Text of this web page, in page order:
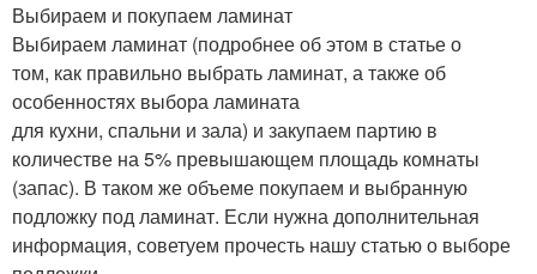
Выбираем и покупаем ламинат
Выбираем ламинат (подробнее об этом в статье о
том, как правильно выбрать ламинат, а также об
особенностях выбора ламината
для кухни, спальни и зала) и закупаем партию в
количестве на 5% превышающем площадь комнаты
(запас). В таком же объеме покупаем и выбранную
подложку под ламинат. Если нужна дополнительная
информация, советуем прочесть нашу статью о выборе